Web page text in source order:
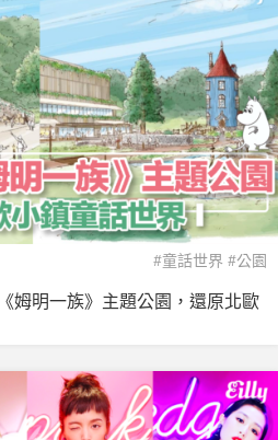
#童話世界 #公園
姆明一族》主題公園，還原北歐